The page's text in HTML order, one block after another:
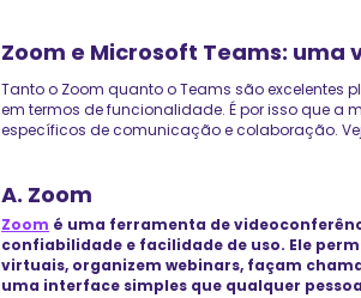
Zoom e Microsoft Teams: uma
Tanto o Zoom quanto o Teams são excelentes
em termos de funcionalidade. É por isso que a
específicos de comunicação e colaboração.
A. Zoom
Zoom é uma ferramenta de
confiabilidade e facilidade de uso. Ele
virtuais, organizem webinars, façam
uma interface simples que qualquer